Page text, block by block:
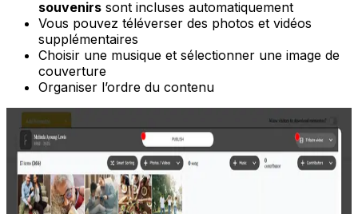
souvenirs sont incluses automatiquement
Vous pouvez téléverser des photos et vidéos
supplémentaires
Choisir une musique et sélectionner une image de
couverture
Organiser l’ordre du contenu